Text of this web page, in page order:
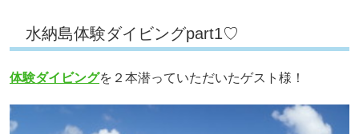
水納島体験ダイビングpart1♡
体験ダイビングを２本潜っていただいたゲスト様！